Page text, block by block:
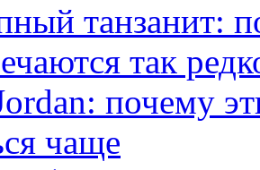
танзанит:
так
почему
чаще